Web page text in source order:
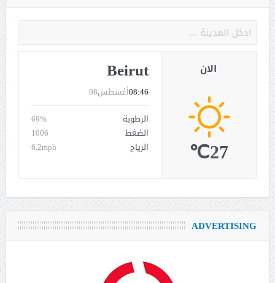
Beirut
أغسطس0808:46
الرطوبة
69%
الضغط
1006
الرياح
6.2mph
الان
27℃
ADVERTISING